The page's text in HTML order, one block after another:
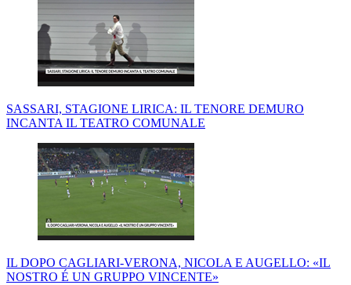
SASSARI, STAGIONE LIRICA: IL TENORE DEMURO
INCANTA IL TEATRO COMUNALE
IL DOPO CAGLIARI-VERONA, NICOLA E AUGELLO: «IL
NOSTRO É UN GRUPPO VINCENTE»